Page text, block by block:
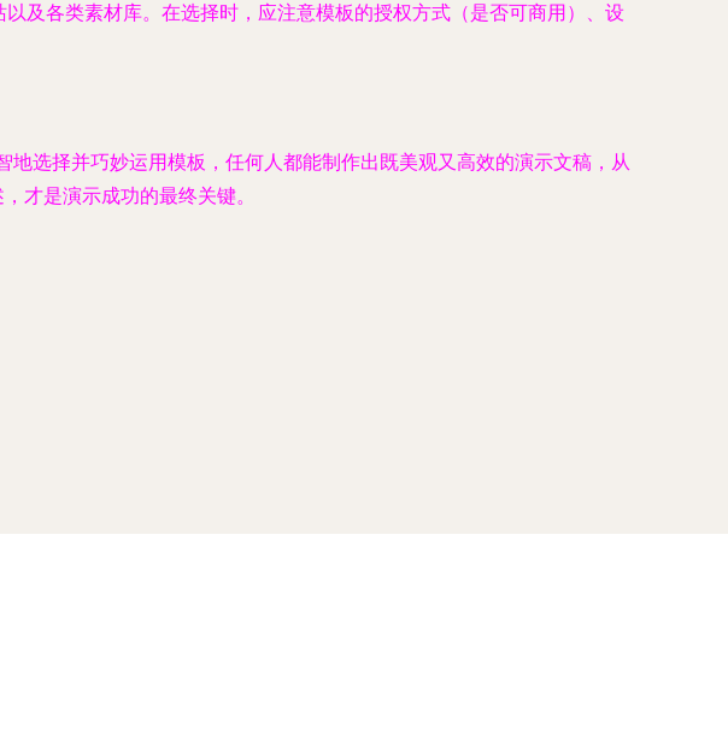
及各类素材库。在选择时，应注意模板的授权方式（是否可商用）、设
选择并巧妙运用模板，任何人都能制作出既美观又高效的演示文稿，从
才是演示成功的最终关键。